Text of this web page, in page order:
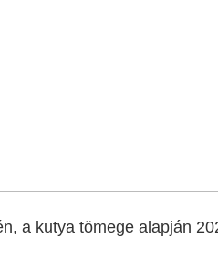
a kutya tömege alapján